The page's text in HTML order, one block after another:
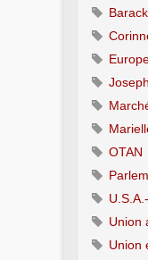
OTAN
Union
Union